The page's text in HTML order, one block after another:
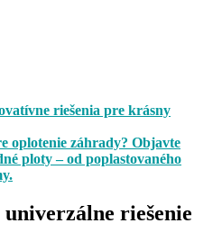
riešenia pre krásny
oplotenie záhrady? Objavte
ploty – od poplastovaného
riešenie